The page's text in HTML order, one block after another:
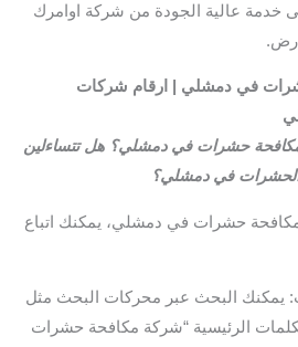
خدمة عالية الجودة من شركة اوامرك
في دمشلي | ارقام شركات
حشرات في دمشلي؟ هل تتساءلين
في دمشلي؟
حشرات في دمشلي، يمكنك اتباع
يمكنك البحث عبر محركات البحث مثل
الرئيسية “شركة مكافحة حشرات